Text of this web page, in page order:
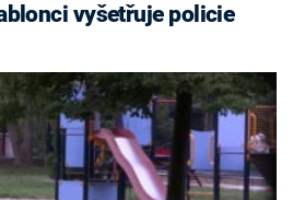
vyšetřuje policie